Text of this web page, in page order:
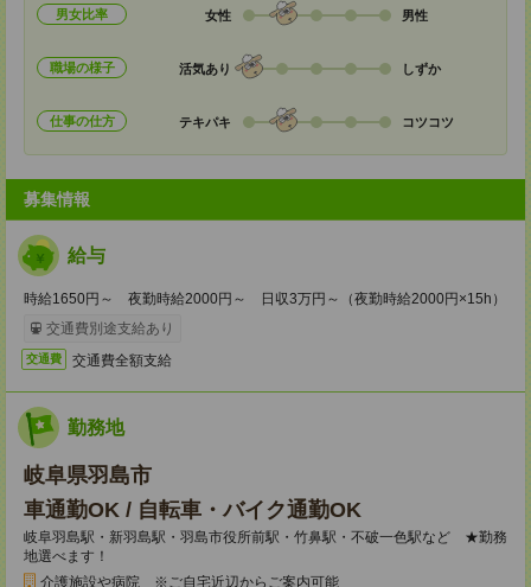
男女比率 女性 男性
職場の様子 活気あり しずか
仕事の仕方 テキパキ コツコツ
募集情報
給与
時給1650円～ 夜勤時給2000円～ 日収3万円～（夜勤時給2000円×15h）
交通費別途支給あり
交通費 交通費全額支給
勤務地
岐阜県羽島市
車通勤OK / 自転車・バイク通勤OK
岐阜羽島駅・新羽島駅・羽島市役所前駅・竹鼻駅・不破一色駅など ★勤務
地選べます！
介護施設や病院 ※ご自宅近辺からご案内可能